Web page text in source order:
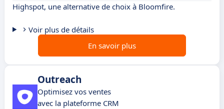
Highspot, une alternative de choix à Bloomfire.
Voir plus de détails
En savoir plus
Outreach
Optimisez vos ventes
avec la plateforme CRM